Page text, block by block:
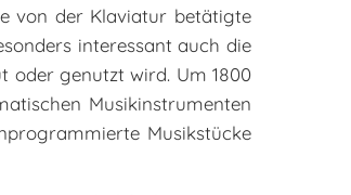
von der Klaviatur betätigte
interessant auch die
oder genutzt wird. Um 1800
Musikinstrumenten
Musikstücke